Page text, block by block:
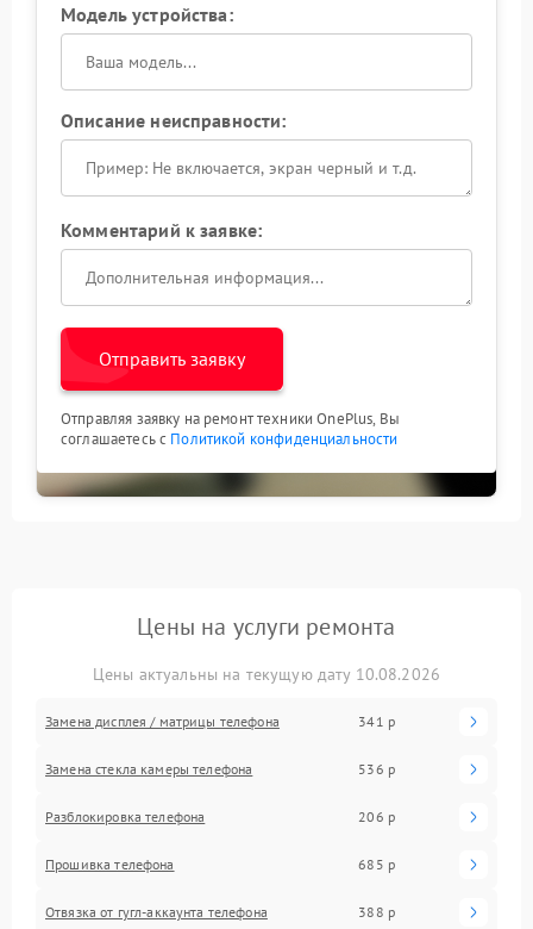
Модель устройства:
Описание неисправности:
Комментарий к заявке:
Отправить заявку
Отправляя заявку на ремонт техники OnePlus, Вы
соглашаетесь с Политикой конфиденциальности
Цены на услуги ремонта
Цены актуальны на текущую дату 10.08.2026
Замена дисплея / матрицы телефона 341 р
Замена стекла камеры телефона 536 р
Разблокировка телефона 206 р
Прошивка телефона 685 р
Отвязка от гугл-аккаунта телефона 388 р